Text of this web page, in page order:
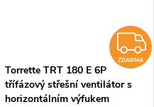
ZDARMA
Torrette TRT 180 E 6P
třífázový střešní ventilátor s
horizontálním výfukem